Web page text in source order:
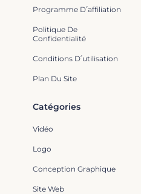
Programme D՛affiliation
Politique De
Confidentialité
Conditions D՛utilisation
Plan Du Site
Catégories
Vidéo
Logo
Conception Graphique
Site Web